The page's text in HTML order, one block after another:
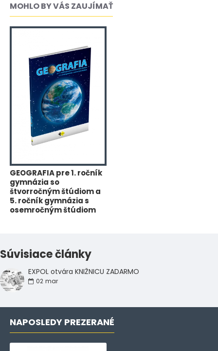
MOHLO BY VÁS ZAUJÍMAŤ
GEOGRAFIA pre 1. ročník
gymnázia so
štvorročným štúdiom a
5. ročník gymnázia s
osemročným štúdiom
Súvisiace články
EXPOL otvára KNIŽNICU ZADARMO
02 mar
NAPOSLEDY PREZERANÉ